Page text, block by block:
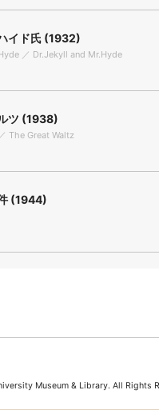
イド氏 (1932)
／ Dr.Jekyll and Mr.Hyde
ツ (1938)
The Great Waltz
(1944)
Museum & Library. All Rights